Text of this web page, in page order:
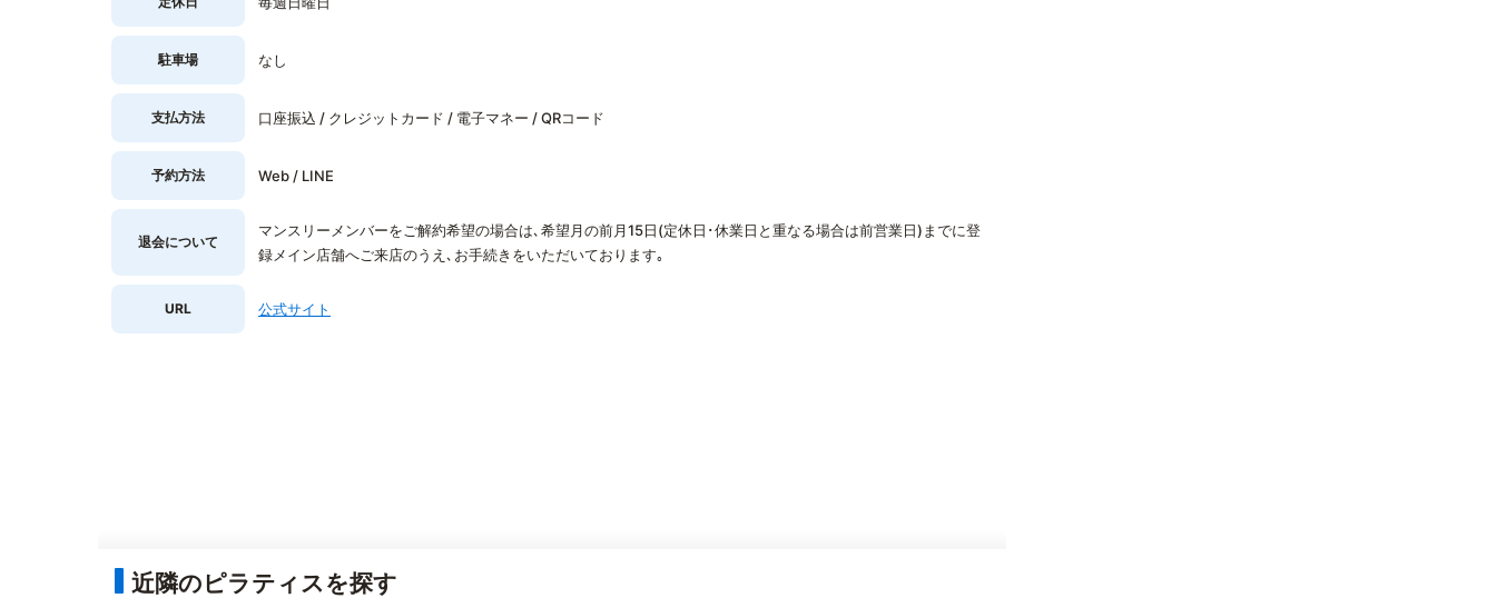
駐車場 なし
支払方法 口座振込 / クレジットカード / 電子マネー / QRコード
予約方法 Web / LINE
退会について
マンスリーメンバーをご解約希望の場合は､希望月の前月15日(定休日･休業日と重なる場合は前営業日)までに登
録メイン店舗へご来店のうえ､お手続きをいただいております｡
URL 公式サイト
近隣のピラティスを探す